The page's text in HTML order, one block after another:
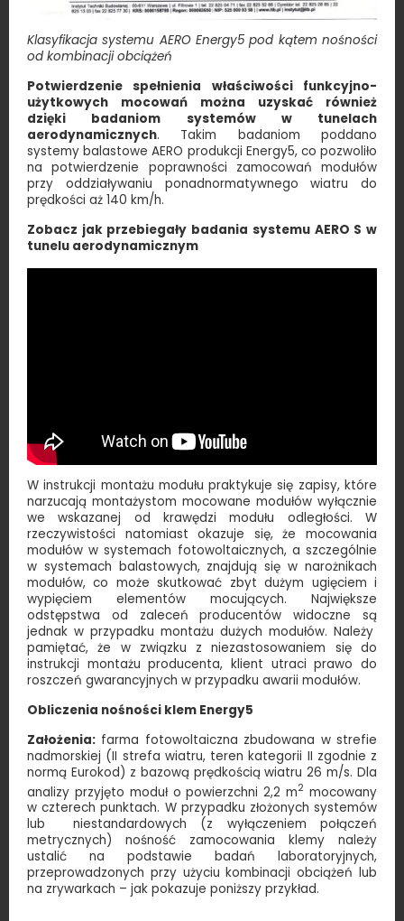
Klasyfikacja systemu AERO Energy5 pod kątem nośności
od kombinacji obciążeń
Potwierdzenie spełnienia właściwości funkcyjno-
użytkowych mocowań można uzyskać również
dzięki badaniom systemów w tunelach
aerodynamicznych. Takim badaniom poddano
systemy balastowe AERO produkcji Energy5, co pozwoliło
na potwierdzenie poprawności zamocowań modułów
przy oddziaływaniu ponadnormatywnego wiatru do
prędkości aż 140 km/h.
Zobacz jak przebiegały badania systemu AERO S w
tunelu aerodynamicznym
W instrukcji montażu modułu praktykuje się zapisy, które
narzucają montażystom mocowane modułów wyłącznie
we wskazanej od krawędzi modułu odległości. W
rzeczywistości natomiast okazuje się, że mocowania
modułów w systemach fotowoltaicznych, a szczególnie
w systemach balastowych, znajdują się w narożnikach
modułów, co może skutkować zbyt dużym ugięciem i
wypięciem elementów mocujących. Największe
odstępstwa od zaleceń producentów widoczne są
jednak w przypadku montażu dużych modułów. Należy
pamiętać, że w związku z niezastosowaniem się do
instrukcji montażu producenta, klient utraci prawo do
roszczeń gwarancyjnych w przypadku awarii modułów.
Obliczenia nośności klem Energy5
Założenia: farma fotowoltaiczna zbudowana w strefie
nadmorskiej (II strefa wiatru, teren kategorii II zgodnie z
normą Eurokod) z bazową prędkością wiatru 26 m/s. Dla
analizy przyjęto moduł o powierzchni 2,2 m2 mocowany
w czterech punktach. W przypadku złożonych systemów
lub niestandardowych (z wyłączeniem połączeń
metrycznych) nośność zamocowania klemy należy
ustalić na podstawie badań laboratoryjnych,
przeprowadzonych przy użyciu kombinacji obciążeń lub
na zrywarkach – jak pokazuje poniższy przykład.